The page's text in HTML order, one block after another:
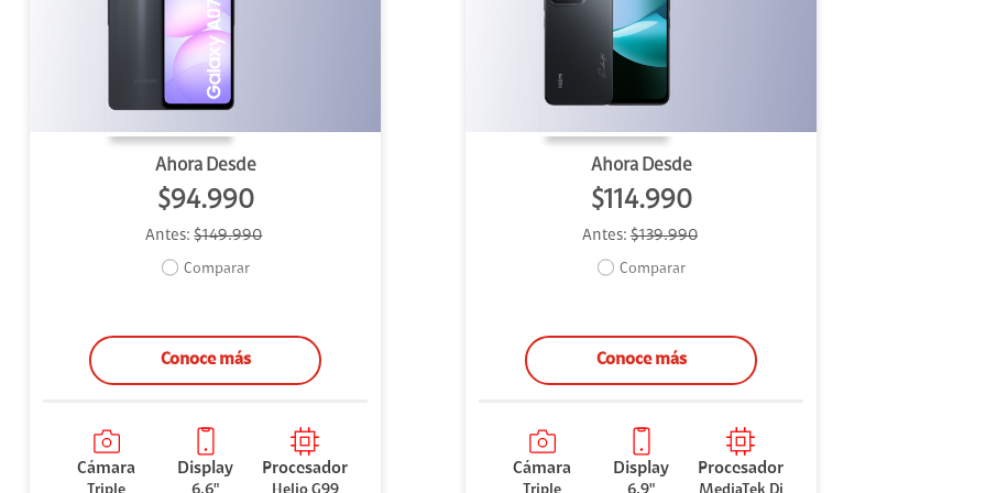
Agregado
Ahora Desde
$94.990
Antes:$149.990
Comparar
Conoce más
Cámara Display Procesador
Ahora Desde
$114.990
Antes: $139.990
Comparar
Conoce más
Cámara Display Procesador